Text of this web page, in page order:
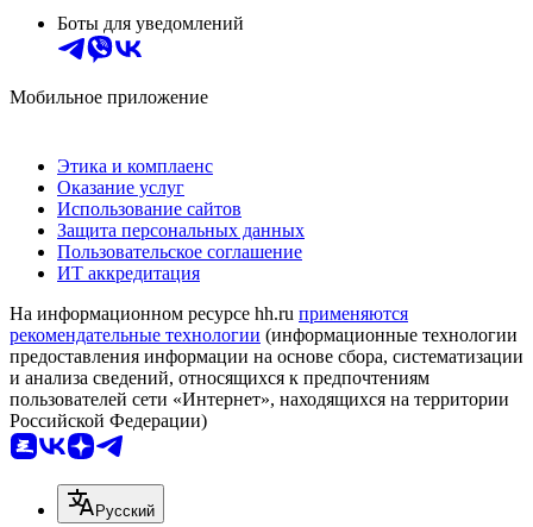
Боты для уведомлений
Мобильное приложение
Этика и комплаенс
Оказание услуг
Использование сайтов
Защита персональных данных
Пользовательское соглашение
ИТ аккредитация
На информационном ресурсе hh.ru применяются
рекомендательные технологии (информационные технологии
предоставления информации на основе сбора, систематизации
и анализа сведений, относящихся к предпочтениям
пользователей сети «Интернет», находящихся на территории
Российской Федерации)
Русский